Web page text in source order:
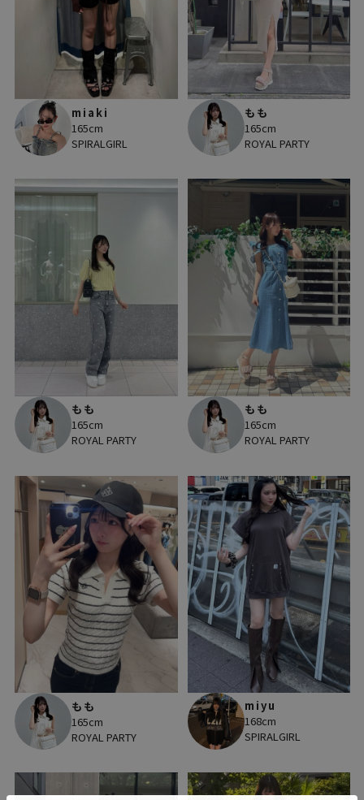
miaki
165cm
SPIRALGIRL
もも
165cm
ROYAL PARTY
もも
165cm
ROYAL PARTY
もも
165cm
ROYAL PARTY
もも
165cm
ROYAL PARTY
miyu
168cm
SPIRALGIRL